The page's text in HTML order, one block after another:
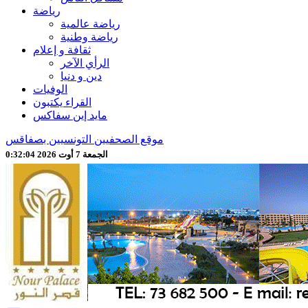
رياضة
رياضة عالمية
رياضة وطنية
ثقافة و إعلام
الرأي الآخر
دين و دنيا
الوفيات
القراء يكتبون
مايد إين سفاكس
موقع الصحفيين التونسيين بصفاقس
الجمعة 7 أوت 2026 0:32:06